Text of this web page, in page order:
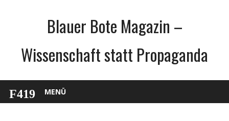
Blauer Bote Magazin –
Wissenschaft statt Propaganda
MENÜ